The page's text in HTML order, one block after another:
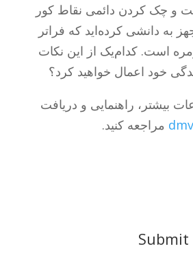
و چک کردن دائمی نقاط کور
به دانشی کرده‌اید که فراتر
است. کدام‌یک از این نکات
خود اعمال خواهید کرد؟
بیشتر، راهنمایی و دریافت
مراجعه کنید.